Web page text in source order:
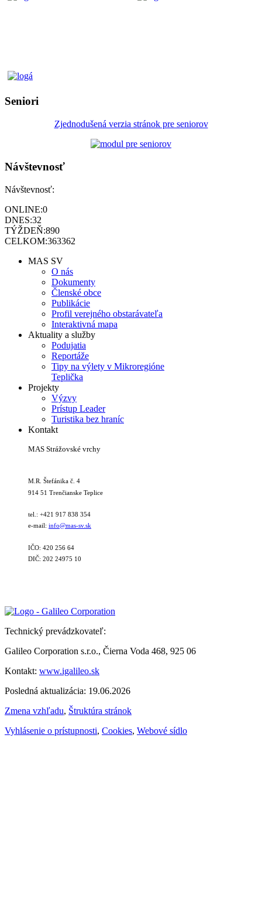
Seniori
Zjednodušená verzia stránok pre seniorov
Návštevnosť
Návštevnosť:
ONLINE:0
DNES:32
TÝŽDEŇ:890
CELKOM:363362
MAS SV
O nás
Dokumenty
Členské obce
Publikácie
Profil verejného obstarávateľa
Interaktivná mapa
Aktuality a služby
Podujatia
Reportáže
Tipy na výlety v Mikroregióne
Teplička
Projekty
Výzvy
Prístup Leader
Turistika bez hraníc
Kontakt
MAS Strážovské vrchy
M.R. Štefánika č. 4
914 51 Trenčianske Teplice
tel.: +421 917 838 354
e-mail: info@mas-sv.sk
IČO: 420 256 64
DIČ: 202 24975 10
Technický prevádzkovateľ:
Galileo Corporation s.r.o., Čierna Voda 468, 925 06
Kontakt: www.igalileo.sk
Posledná aktualizácia: 19.06.2026
Zmena vzhľadu, Štruktúra stránok
Vyhlásenie o prístupnosti, Cookies, Webové sídlo